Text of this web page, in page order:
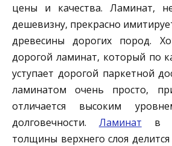
цены и качества. Ламинат,
дешевизну, прекрасно
древесины дорогих пород.
дорогой ламинат, который по
уступает дорогой паркетной
ламинатом очень просто,
отличается высоким
долговечности. Ламинат в
толщины верхнего слоя